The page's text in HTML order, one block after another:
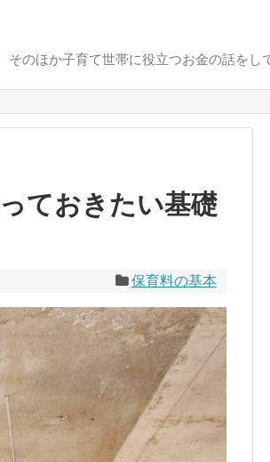
のほか子育て世帯に役立つお金の話をし
ておきたい基礎
保育料の基本